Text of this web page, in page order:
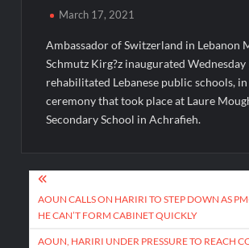
March 17, 2021
Ambassador of Switzerland in Lebanon
Schmutz Kirg?z inaugurated
rehabilitated Lebanese public schools,
ceremony that took place at Laure
Secondary School in Achrafieh.
Post
navigation
AOUN CALLS ON HARIRI TO STEP DOWN AS
HE CAN’T FORM CABINET QUICKLY
AOUN, HARIRI UNDER PRESSURE TO REACH